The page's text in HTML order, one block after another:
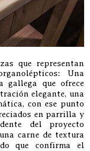
que representan
Una
gallega que ofrece
elegante, una
con ese punto
en parrilla y
del proyecto
carne de textura
que confirma el